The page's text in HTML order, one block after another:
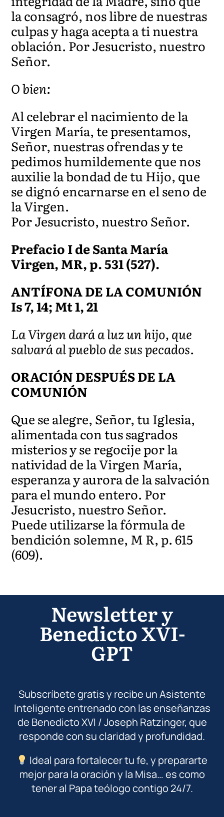
la consagró, nos libre de nuestras
culpas y haga acepta a ti nuestra
oblación. Por Jesucristo, nuestro
Señor.
O bien:
Al celebrar el nacimiento de la
Virgen María, te presentamos,
Señor, nuestras ofrendas y te
pedimos humildemente que nos
auxilie la bondad de tu Hijo, que
se dignó encarnarse en el seno de
la Virgen.
Por Jesucristo, nuestro Señor.
Prefacio I de Santa María
Virgen, MR, p. 531 (527).
ANTÍFONA DE LA COMUNIÓN
Is 7, 14; Mt 1, 21
La Virgen dará a luz un hijo, que
salvará al pueblo de sus pecados.
ORACIÓN DESPUÉS DE LA
COMUNIÓN
Que se alegre, Señor, tu Iglesia,
alimentada con tus sagrados
misterios y se regocije por la
natividad de la Virgen María,
esperanza y aurora de la salvación
para el mundo entero. Por
Jesucristo, nuestro Señor.
Puede utilizarse la fórmula de
bendición solemne, M R, p. 615
(609).
Newsletter y
Benedicto XVI-
GPT
Subscríbete gratis y recibe un Asistente
Inteligente entrenado con las enseñanzas
de Benedicto XVI / Joseph Ratzinger, que
responde con su claridad y profundidad.
Ideal para fortalecer tu fe, y prepararte
mejor para la oración y la Misa… es como
tener al Papa teólogo contigo 24/7.